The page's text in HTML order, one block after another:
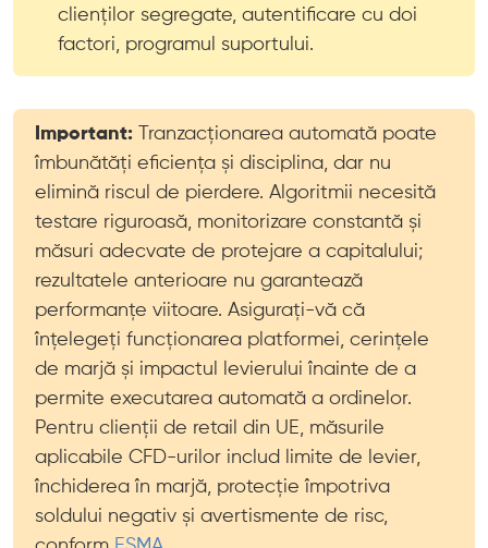
clienților segregate, autentificare cu doi
factori, programul suportului.
Important: Tranzacționarea automată poate
îmbunătăți eficiența și disciplina, dar nu
elimină riscul de pierdere. Algoritmii necesită
testare riguroasă, monitorizare constantă și
măsuri adecvate de protejare a capitalului;
rezultatele anterioare nu garantează
performanțe viitoare. Asigurați-vă că
înțelegeți funcționarea platformei, cerințele
de marjă și impactul levierului înainte de a
permite executarea automată a ordinelor.
Pentru clienții de retail din UE, măsurile
aplicabile CFD-urilor includ limite de levier,
închiderea în marjă, protecție împotriva
soldului negativ și avertismente de risc,